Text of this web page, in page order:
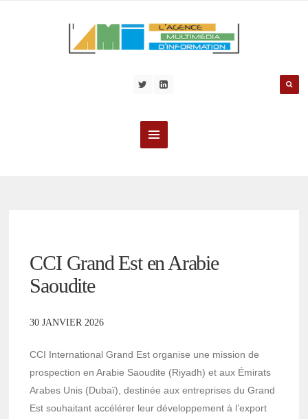
CCI Grand Est en Arabie
Saoudite
30 JANVIER 2026
CCI International Grand Est organise une mission de
prospection en Arabie Saoudite (Riyadh) et aux Émirats
Arabes Unis (Dubaï), destinée aux entreprises du Grand
Est souhaitant accélérer leur développement à l’export